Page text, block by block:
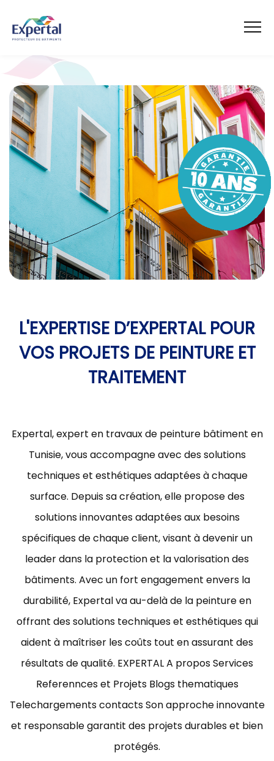
L'EXPERTISE D’EXPERTAL POUR
VOS PROJETS DE PEINTURE ET
TRAITEMENT
Expertal, expert en travaux de peinture bâtiment en
Tunisie, vous accompagne avec des solutions
techniques et esthétiques adaptées à chaque
surface. Depuis sa création, elle propose des
solutions innovantes adaptées aux besoins
spécifiques de chaque client, visant à devenir un
leader dans la protection et la valorisation des
bâtiments. Avec un fort engagement envers la
durabilité, Expertal va au-delà de la peinture en
offrant des solutions techniques et esthétiques qui
aident à maîtriser les coûts tout en assurant des
résultats de qualité. EXPERTAL A propos Services
Referennces et Projets Blogs thematiques
Telechargements contacts Son approche innovante
et responsable garantit des projets durables et bien
protégés.